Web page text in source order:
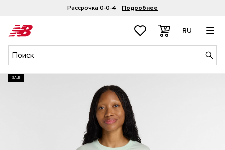
Рассрочка 0-0-4 Подробнее
RU
SALE